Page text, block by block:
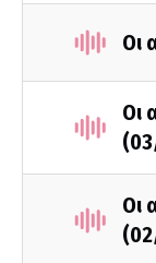
Οι
Οι
Οι